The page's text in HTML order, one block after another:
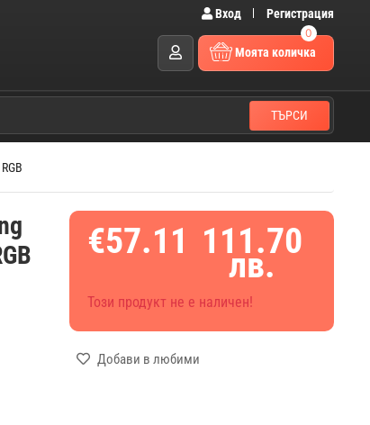
Вход Регистрация
0
Моята количка
ТЪРСИ
€57.11 111.70
лв.
Този продукт не е наличен!
Добави в любими